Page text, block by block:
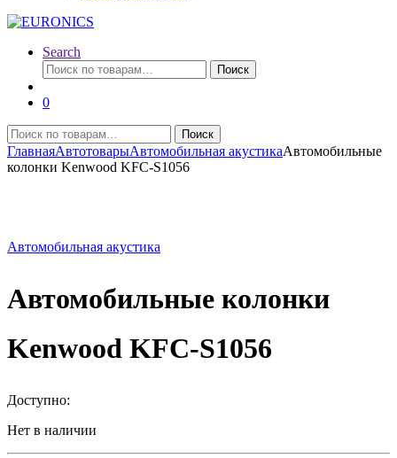
Search
Искать:
Поиск
0
Искать:
Поиск
ГлавнаяАвтотоварыАвтомобильная акустикаАвтомобильные
колонки Kenwood KFC-S1056
Автомобильная акустика
Автомобильные колонки
Kenwood KFC-S1056
Доступно:
Нет в наличии